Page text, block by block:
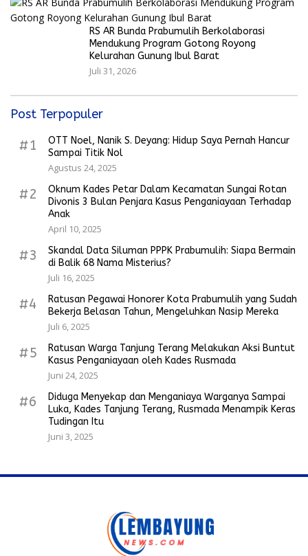
RS AR Bunda Prabumulih Berkolaborasi
Mendukung Program Gotong Royong
Kelurahan Gunung Ibul Barat
Juli 31, 2026
Post Terpopuler
#1
OTT Noel, Nanik S. Deyang: Hidup Saya Pernah Hancur
Sampai Titik Nol
Agustus 24, 2025
#2
Oknum Kades Petar Dalam Kecamatan Sungai Rotan
Divonis 3 Bulan Penjara Kasus Penganiayaan Terhadap
Anak
April 10, 2025
#3
Skandal Data Siluman PPPK Prabumulih: Siapa Bermain
di Balik 68 Nama Misterius?
Juli 16, 2025
#4
Ratusan Pegawai Honorer Kota Prabumulih yang Sudah
Bekerja Belasan Tahun, Mengeluhkan Nasip Mereka
Juli 6, 2025
#5
Ratusan Warga Tanjung Terang Melakukan Aksi Buntut
Kasus Penganiayaan oleh Kades Rusmada
Juni 24, 2025
#6
Diduga Menyekap dan Menganiaya Warganya Sampai
Luka, Kades Tanjung Terang, Rusmada Menampik Keras
Tudingan Itu
Juni 3, 2025